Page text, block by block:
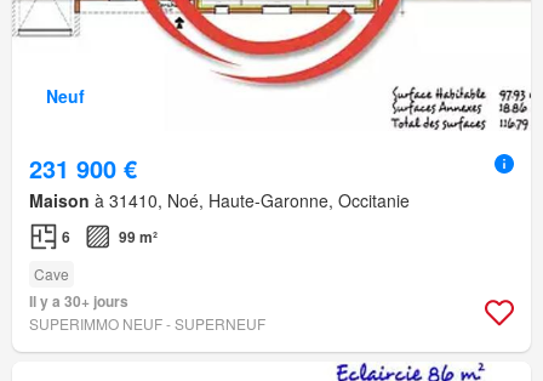
Neuf
231 900 €
Maison à 31410, Noé, Haute-Garonne, Occitanie
6 99 m²
Cave
Il y a 30+ jours
SUPERIMMO NEUF - SUPERNEUF